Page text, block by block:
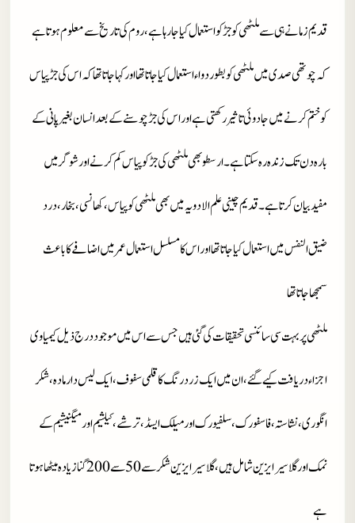
قدیم زمانے ہی سے ملٹھی کو جڑ کو استعمال کیا جارہا ہے، روم کی تاریخ سے معلوم ہوتا ہے
کہ چوتھی صدی میں ملٹھی کو بطور دواء استعمال کیا جاتا تھا اور کہاجاتا تھا کہ اس کی جڑ پیاس
کو ختم کرنے میں جادوئی تاثیر رکھتی ہے اور اس کی جڑ چوسنے کے بعد انسان بغیر پانی کے
بارہ دن تک زندہ رہ سکتا ہے۔ ارسطو بھی ملٹھی کی جڑ کو پیاس کم کرنے اور شوگر میں
مفید بیان کرتا ہے۔ قدیم چینی علم الادویہ میں بھی ملٹھی کو پیاس، کھانسی، بخار، درد
ضیق النفس میں استعمال کیا جاتا تھا اور اس کا مسلسل استعمال عمر میں اضافے کا باعث
سمجھا جاتا تھا
ملٹھی پر بہت سی سائنسی تحقیقات کی گئی ہیں جس سے اس میں موجود درج ذیل کیمیاوی
اجزاء دریافت کیے گئے، ان میں ایک زرد رنگ کا قلمی سفوف، ایک لیس دار مادہ،شکر
انگوری،نشاستہ،فاسفورک،سلفیورک اور میلک ایسڈ،ترشے،کیلشیم اور میگنیشیم کے
نمک اور گلاسیرایزین شامل ہیں، گلاسیرایزین شکر سے50سے200گنا زیادہ میٹھا ہوتا
ہے